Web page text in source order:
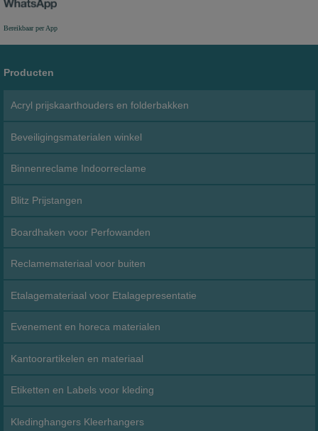
Bereikbaar per App
Producten
Acryl prijskaarthouders en folderbakken
Beveiligingsmaterialen winkel
Binnenreclame Indoorreclame
Blitz Prijstangen
Boardhaken voor Perfowanden
Reclamemateriaal voor buiten
Etalagemateriaal voor Etalagepresentatie
Evenement en horeca materialen
Kantoorartikelen en materiaal
Etiketten en Labels voor kleding
Kledinghangers Kleerhangers